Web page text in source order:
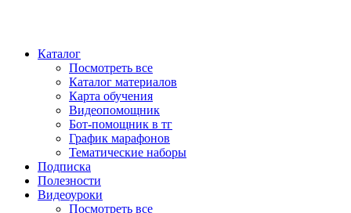
Каталог
Посмотреть все
Каталог материалов
Карта обучения
Видеопомощник
Бот-помощник в тг
График марафонов
Тематические наборы
Подписка
Полезности
Видеоуроки
Посмотреть все